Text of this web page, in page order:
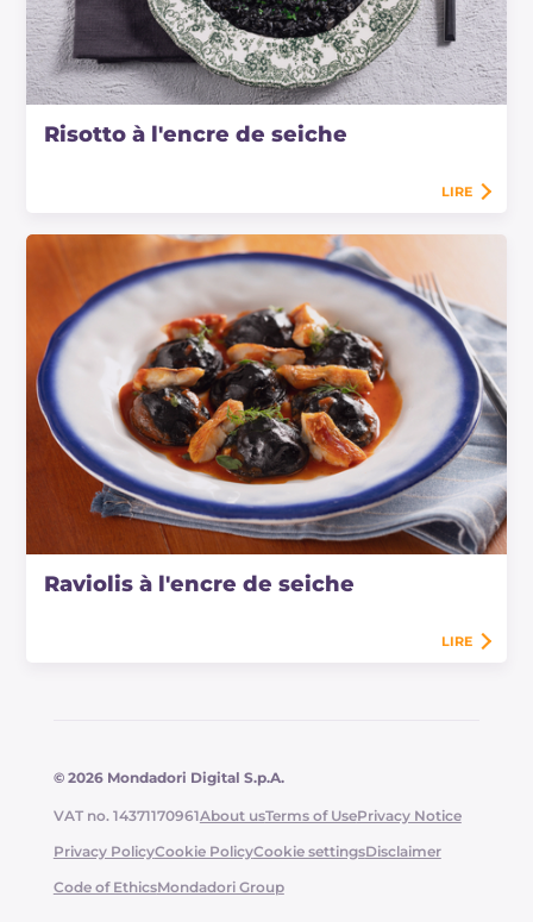
Risotto à l'encre de seiche
LIRE
Raviolis à l'encre de seiche
LIRE
© 2026 Mondadori Digital S.p.A.
VAT no. 14371170961About usTerms of UsePrivacy Notice
Privacy PolicyCookie PolicyCookie settingsDisclaimer
Code of EthicsMondadori Group